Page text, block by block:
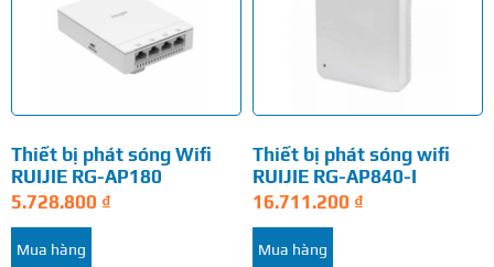
Thiết bị phát sóng Wifi
RUIJIE RG-AP180
5.728.800 ₫
Mua hàng
Thiết bị phát sóng wifi
RUIJIE RG-AP840-I
16.711.200 ₫
Mua hàng